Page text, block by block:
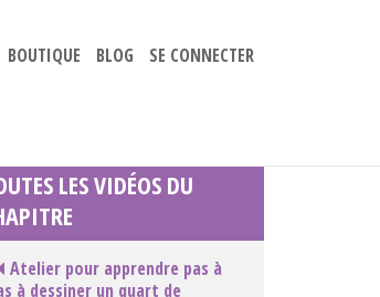
BOUTIQUE BLOG SE CONNECTER
LES VIDÉOS DU
Atelier pour apprendre pas à
à dessiner un quart de